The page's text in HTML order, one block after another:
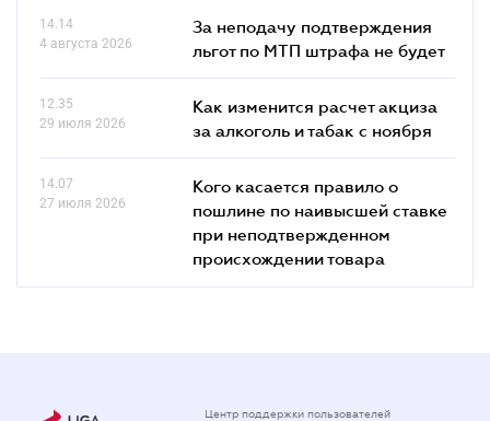
14.14
4 августа 2026
За неподачу подтверждения
льгот по МТП штрафа не будет
12.35
29 июля 2026
Как изменится расчет акциза
за алкоголь и табак с ноября
14.07
27 июля 2026
Кого касается правило о
пошлине по наивысшей ставке
при неподтвержденном
происхождении товара
Центр поддержки пользователей